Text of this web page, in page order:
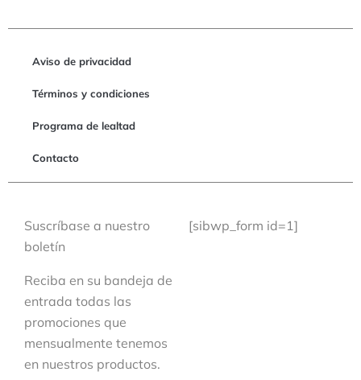
Aviso de privacidad
Términos y condiciones
Programa de lealtad
Contacto
Suscríbase a nuestro
boletín
Reciba en su bandeja de
entrada todas las
promociones que
mensualmente tenemos
en nuestros productos.
[sibwp_form id=1]